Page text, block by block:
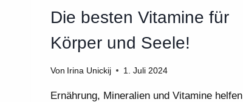
Die besten Vitamine für
Körper und Seele!
Von Irina Unickij 1. Juli 2024
Ernährung, Mineralien und Vitamine helfen